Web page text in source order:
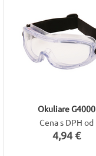
Okuliare G4000
Cena s DPH od
4,94 €